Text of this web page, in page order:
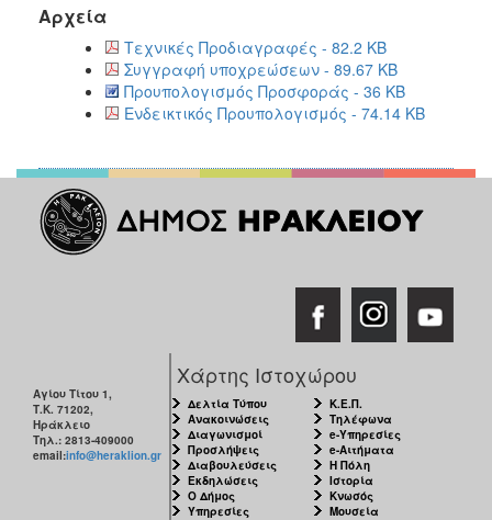
Αρχεία
Τεχνικές Προδιαγραφές - 82.2 KB
Συγγραφή υποχρεώσεων - 89.67 KB
Προυπολογισμός Προσφοράς - 36 KB
Ενδεικτικός Προυπολογισμός - 74.14 KB
Αγίου Τίτου 1,
Τ.Κ. 71202,
Ηράκλειο
Τηλ.: 2813-409000
email:info@heraklion.gr
Χάρτης Ιστοχώρου
Δελτία Τύπου
Ανακοινώσεις
Διαγωνισμοί
Προσλήψεις
Διαβουλεύσεις
Εκδηλώσεις
Ο Δήμος
Υπηρεσίες
Κ.Ε.Π.
Τηλέφωνα
e-Υπηρεσίες
e-Αιτήματα
Η Πόλη
Ιστορία
Κνωσός
Μουσεία